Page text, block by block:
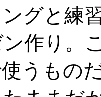
グと練
作り。
うもの